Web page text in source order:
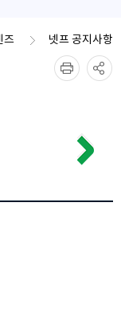
즈 넷프 공지사항